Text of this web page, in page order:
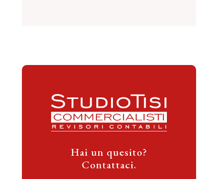
Hai un quesito?
Contattaci.